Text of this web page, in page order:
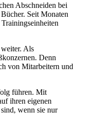
Abschneiden bei
Seit Monaten
Als
Denn
von Mitarbeitern und
führen. Mit
ihren eigenen
wenn sie nur